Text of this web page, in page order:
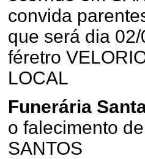
convida
que será dia
féretro
LOCAL
Funerária
o falecimento
SANTOS